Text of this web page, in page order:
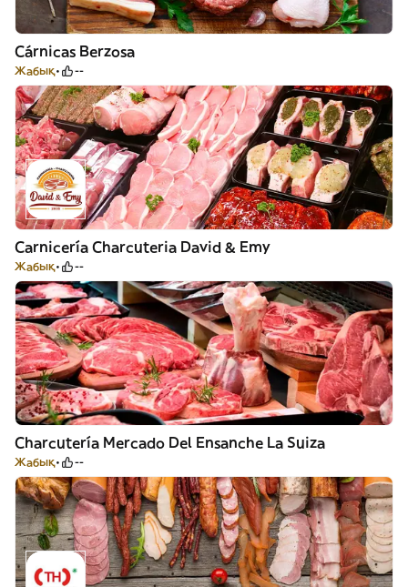
Cárnicas Berzosa
Жабық --
Carnicería Charcuteria David & Emy
Жабық --
Charcutería Mercado Del Ensanche La Suiza
Жабық --